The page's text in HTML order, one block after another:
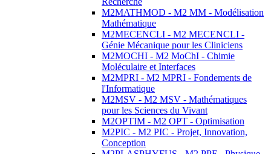
M2MATHMOD - M2 MM - Modélisation
Mathématique
M2MECENCLI - M2 MECENCLI -
Génie Mécanique pour les Cliniciens
M2MOCHI - M2 MoChI - Chimie
Moléculaire et Interfaces
M2MPRI - M2 MPRI - Fondements de
l'Informatique
M2MSV - M2 MSV - Mathématiques
pour les Sciences du Vivant
M2OPTIM - M2 OPT - Optimisation
M2PIC - M2 PIC - Projet, Innovation,
Conception